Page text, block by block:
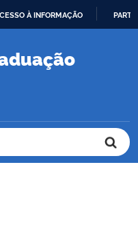
À INFORMAÇÃO